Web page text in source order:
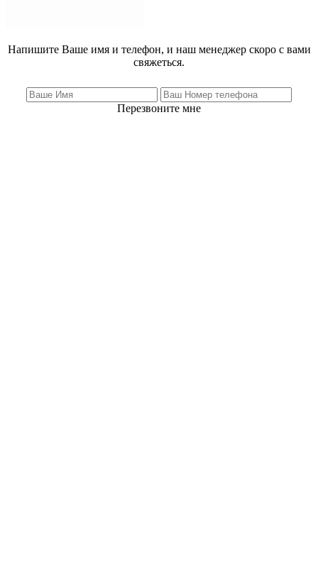
Напишите Ваше имя и телефон, и наш менеджер скоро с вами
свяжеться.
Перезвоните мне